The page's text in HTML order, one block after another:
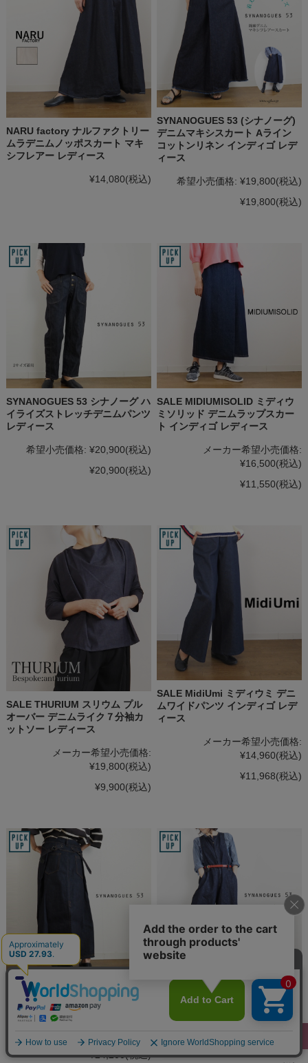
NARU factory ナルファクトリー
ムラデニムノッポスカート マキ
シフレアー レディース
¥14,080(税込)
SYNANOGUES 53 (シナノーグ)
デニムマキシスカート Aライン
コットンリネン インディゴ レデ
ィース
希望小売価格: ¥19,800(税込)
¥19,800(税込)
SYNANOGUES 53 シナノーグ ハ
イライズストレッチデニムパンツ
レディース
希望小売価格: ¥20,900(税込)
¥20,900(税込)
SALE MIDIUMISOLID ミディウ
ミソリッド デニムラップスカー
ト インディゴ レディース
メーカー希望小売価格:
¥16,500(税込)
¥11,550(税込)
SALE THURIUM スリウム プル
オーバー デニムライク７分袖カ
ットソー レディース
メーカー希望小売価格:
¥19,800(税込)
¥9,900(税込)
SALE MidiUmi ミディウミ デニ
ムワイドパンツ インディゴ レデ
ィース
メーカー希望小売価格:
¥14,960(税込)
¥11,968(税込)
SYNANOGUES 53 シナノーグ デ
ニムスカート 11オンス レディー
¥24,200(税込)
SALE SYNANOGUES 53 シナノ
ーグ オールインワンデニムパン
ツ コットンリネン インディゴ レ
ディース
希望小売価格: ¥26,400